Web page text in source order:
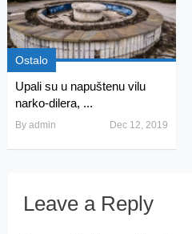
Ostalo
Upali su u napuštenu vilu
narko-dilera, ...
By admin Dec 12, 2019
Leave a Reply